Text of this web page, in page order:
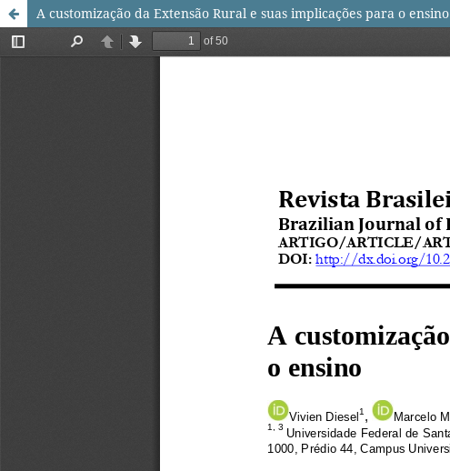
A customização da Extensão Rural e suas implicações para o ensino